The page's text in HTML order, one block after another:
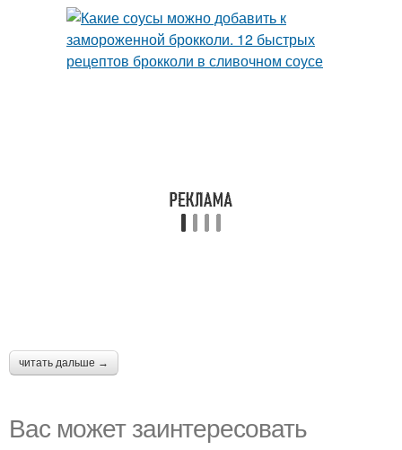
читать дальше →
Вас может заинтересовать